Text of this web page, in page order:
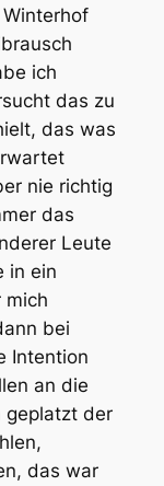
Winterhof
ich
das zu
das was
nie richtig
das
Leute
in ein
mich
bei
Intention
an die
geplatzt der
das war